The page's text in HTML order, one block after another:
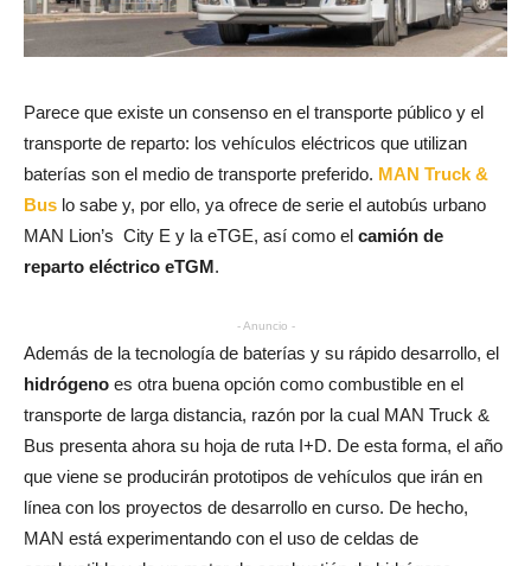
Parece que existe un consenso en el transporte público y el
transporte de reparto: los vehículos eléctricos que utilizan
baterías son el medio de transporte preferido. MAN Truck &
Bus lo sabe y, por ello, ya ofrece de serie el autobús urbano
MAN Lion’s City E y la eTGE, así como el camión de
reparto eléctrico eTGM.
- Anuncio -
Además de la tecnología de baterías y su rápido desarrollo, el
hidrógeno es otra buena opción como combustible en el
transporte de larga distancia, razón por la cual MAN Truck &
Bus presenta ahora su hoja de ruta I+D. De esta forma, el año
que viene se producirán prototipos de vehículos que irán en
línea con los proyectos de desarrollo en curso. De hecho,
MAN está experimentando con el uso de celdas de